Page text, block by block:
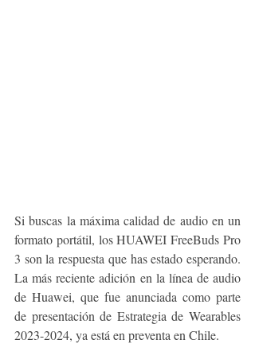
Si buscas la máxima calidad de audio en un
formato portátil, los HUAWEI FreeBuds Pro
3 son la respuesta que has estado esperando.
La más reciente adición en la línea de audio
de Huawei, que fue anunciada como parte
de presentación de Estrategia de Wearables
2023-2024, ya está en preventa en Chile.